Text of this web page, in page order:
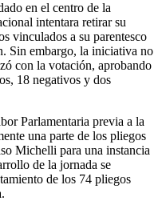
en el centro de la
intentara retirar su
vinculados a su parentesco
Sin embargo, la iniciativa no
con la votación, aprobando
18 negativos y dos
Parlamentaria previa a la
una parte de los pliegos
Michelli para una instancia
de la jornada se
de los 74 pliegos